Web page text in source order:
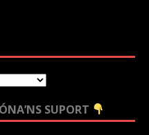
SUPORT